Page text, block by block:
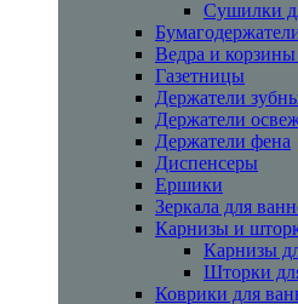
Сушилки
Ведра и корзины
Газетницы
Держатели
Держатели
Держатели фена
Диспенсеры
Ершики
Зеркала для
Карнизы и
Карнизы
Шторки
Коврики для